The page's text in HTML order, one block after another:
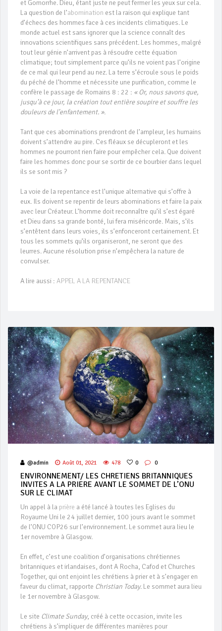
et Gomorrhe. Dieu, étant juste ne peut fermer les yeux sur cela.
La question de l’abomination est la raison qui explique tant
d’échecs des hommes face à ces incidents climatiques. Le
monde actuel est sans ignorer que la science connaît des
innovations scientifiques sans précédent. Les hommes, malgré
tout leur génie n’arrivent pas à résoudre cette équation
climatique; tout simplement parce qu’ils ne voient pas l’origine
de ce mal qui leur pend au nez. La terre s’écroule sous le poids
du péché de l’homme et nécessite une purification, comme le
confère le passage de Romains 8 : 22 : « Or, nous savons que,
jusqu’à ce jour, la création tout entière soupire et souffre les
douleurs de l’enfantement. ».
Tant que ces abominations prendront de l’ampleur, les humains
doivent s’attendre au pire. Ces fléaux se décupleront et les
hommes ne pourront rien faire pour empêcher cela. Que doivent
faire les hommes donc pour se sortir de ce bourbier dans lequel
ils se sont mis ?
La voie de la repentance est l’unique alternative qui s’offre à
eux. Ils doivent se repentir de leurs abominations et faire la paix
avec leur Créateur. L’homme doit reconnaître qu’il s’est égaré
et Dieu dans sa grande bonté, lui fera miséricorde. Mais, s’ils
s’entêtent dans leurs voies, ils s’enfonceront certainement. Et
tous les sommets qu’ils organiseront, ne seront que des
leurres. Aucune résolution prise n’empêchera la nature de
convulser.
A lire aussi : APPEL A LA REPENTANCE
@admin Août 01, 2021 478 0 0
ENVIRONNEMENT/ LES CHRETIENS BRITANNIQUES
INVITES A LA PRIERE AVANT LE SOMMET DE L’ONU
SUR LE CLIMAT
Un appel à la prière a été lancé à toutes les Eglises du
Royaume Uni le 24 juillet dernier, 100 jours avant le sommet
de l’ONU COP26 sur l’environnement. Le sommet aura lieu le
1er novembre à Glasgow.
En effet, c’est une coalition d’organisations chrétiennes
britanniques et irlandaises, dont A Rocha, Cafod et Churches
Together, qui ont enjoint les chrétiens à prier et à s’engager en
faveur du climat, rapporte Christian Today. Le sommet aura lieu
le 1er novembre à Glasgow.
Le site Climate Sunday, créé à cette occasion, invite les
chrétiens à s’impliquer de différentes manières pour